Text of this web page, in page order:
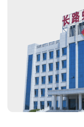
家引进。其中胶料
（KOBELCO）;帘
埃科利公司（
引进德国特勒斯特
兰VMI公司；轮胎
测器株式会社（
造厂家积极开展研
桂林中昊等国内知名橡机企业
量，成熟健全的质
定，公司现有长路
格型号，顺利通过